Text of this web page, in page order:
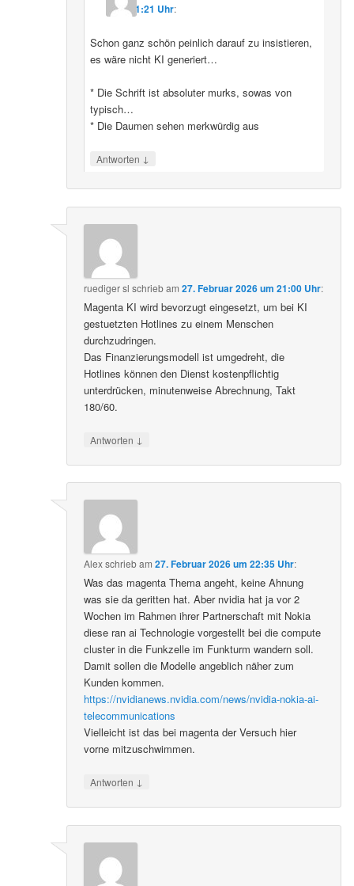
11:21 Uhr:
Schon ganz schön peinlich darauf zu insistieren,
es wäre nicht KI generiert…
* Die Schrift ist absoluter murks, sowas von
typisch…
* Die Daumen sehen merkwürdig aus
Antworten ↓
ruediger sl schriebam27. Februar 2026 um 21:00 Uhr:
Magenta KI wird bevorzugt eingesetzt, um bei KI
gestuetzten Hotlines zu einem Menschen
durchzudringen.
Das Finanzierungsmodell ist umgedreht, die
Hotlines können den Dienst kostenpflichtig
unterdrücken, minutenweise Abrechnung, Takt
180/60.
Antworten ↓
Alexschriebam27. Februar 2026 um 22:35 Uhr:
Was das magenta Thema angeht, keine Ahnung
was sie da geritten hat. Aber nvidia hat ja vor 2
Wochen im Rahmen ihrer Partnerschaft mit Nokia
diese ran ai Technologie vorgestellt bei die compute
cluster in die Funkzelle im Funkturm wandern soll.
Damit sollen die Modelle angeblich näher zum
Kunden kommen.
https://nvidianews.nvidia.com/news/nvidia-nokia-ai-
telecommunications
Vielleicht ist das bei magenta der Versuch hier
vorne mitzuschwimmen.
Antworten ↓